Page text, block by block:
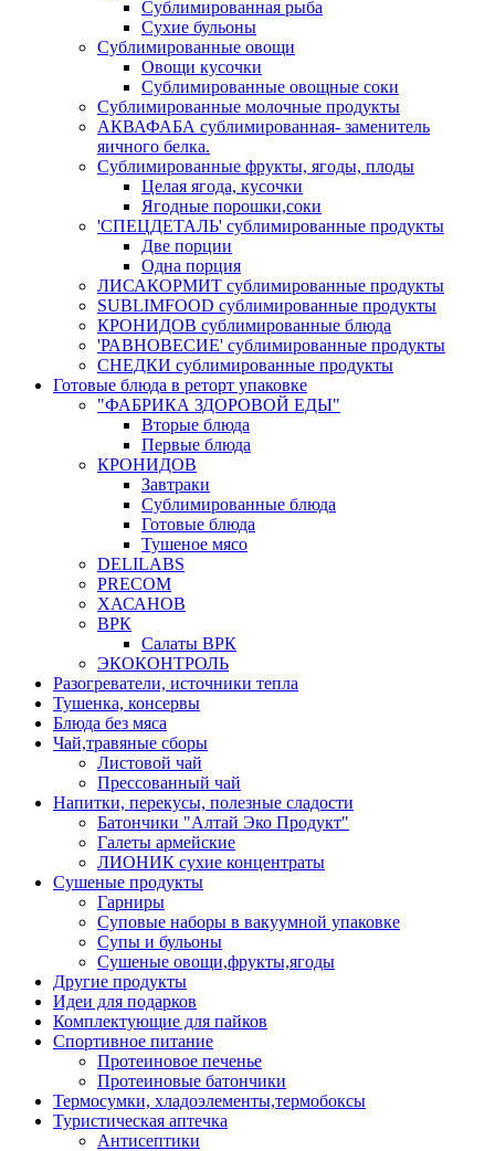
Сублимированная рыба
Сухие бульоны
Сублимированные овощи
Овощи кусочки
Сублимированные овощные соки
Сублимированные молочные продукты
АКВАФАБА сублимированная- заменитель
яичного белка.
Сублимированные фрукты, ягоды, плоды
Целая ягода, кусочки
Ягодные порошки,соки
'СПЕЦДЕТАЛЬ' сублимированные продукты
Две порции
Одна порция
ЛИСАКОРМИТ сублимированные продукты
SUBLIMFOOD сублимированные продукты
КРОНИДОВ сублимированные блюда
'РАВНОВЕСИЕ' сублимированные продукты
СНЕДКИ сублимированные продукты
Готовые блюда в реторт упаковке
"ФАБРИКА ЗДОРОВОЙ ЕДЫ"
Вторые блюда
Первые блюда
КРОНИДОВ
Завтраки
Сублимированные блюда
Готовые блюда
Тушеное мясо
DELILABS
PRECOM
ХАСАНОВ
ВРК
Салаты ВРК
ЭКОКОНТРОЛЬ
Разогреватели, источники тепла
Тушенка, консервы
Блюда без мяса
Чай,травяные сборы
Листовой чай
Прессованный чай
Напитки, перекусы, полезные сладости
Батончики "Алтай Эко Продукт"
Галеты армейские
ЛИОНИК сухие концентраты
Сушеные продукты
Гарниры
Суповые наборы в вакуумной упаковке
Супы и бульоны
Сушеные овощи,фрукты,ягоды
Другие продукты
Идеи для подарков
Комплектующие для пайков
Спортивное питание
Протеиновое печенье
Протеиновые батончики
Термосумки, хладоэлементы,термобоксы
Туристическая аптечка
Антисептики